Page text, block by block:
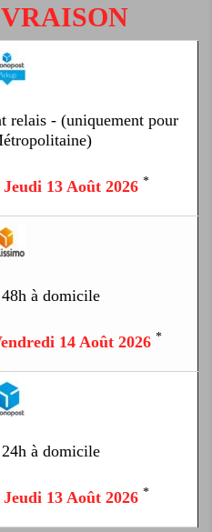
relais - (uniquement pour
Jeudi 13 Août 2026 *
à domicile
14 Août 2026 *
à domicile
Jeudi 13 Août 2026 *